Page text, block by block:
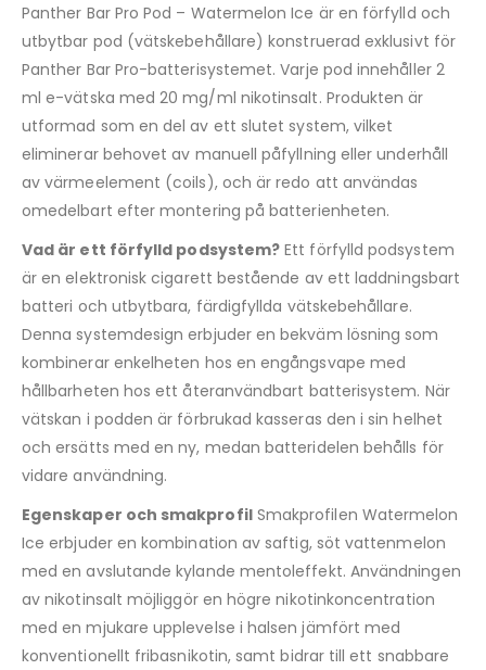
Panther Bar Pro Pod – Watermelon Ice är en förfylld och
utbytbar pod (vätskebehållare) konstruerad exklusivt för
Panther Bar Pro-batterisystemet. Varje pod innehåller 2
ml e-vätska med 20 mg/ml nikotinsalt. Produkten är
utformad som en del av ett slutet system, vilket
eliminerar behovet av manuell påfyllning eller underhåll
av värmeelement (coils), och är redo att användas
omedelbart efter montering på batterienheten.
Vad är ett förfylld podsystem? Ett förfylld podsystem
är en elektronisk cigarett bestående av ett laddningsbart
batteri och utbytbara, färdigfyllda vätskebehållare.
Denna systemdesign erbjuder en bekväm lösning som
kombinerar enkelheten hos en engångsvape med
hållbarheten hos ett återanvändbart batterisystem. När
vätskan i podden är förbrukad kasseras den i sin helhet
och ersätts med en ny, medan batteridelen behålls för
vidare användning.
Egenskaper och smakprofilSmakprofilen Watermelon
Ice erbjuder en kombination av saftig, söt vattenmelon
med en avslutande kylande mentoleffekt. Användningen
av nikotinsalt möjliggör en högre nikotinkoncentration
med en mjukare upplevelse i halsen jämfört med
konventionellt fribasnikotin, samt bidrar till ett snabbare